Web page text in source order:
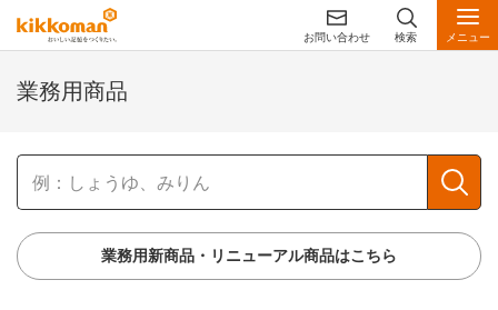
お問い合わせ 検索 メニュー
業務用商品
業務用新商品・リニューアル商品はこちら